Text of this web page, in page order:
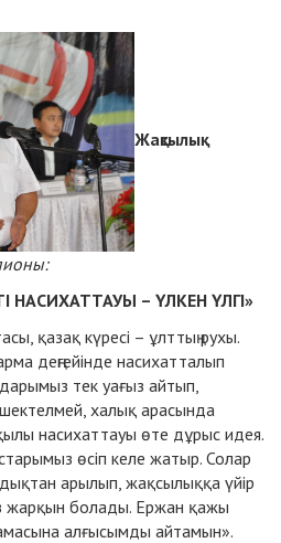
Жақсылық
– ҮЛКЕН ҮЛГІ»
қазақ күресі – ұлттың рухы.
деңгейінде насихатталып
тек уағыз айтып,
халық арасында
насихаттауы өте дұрыс идея.
өсіп келе жатыр. Солар
арылып, жақсылыққа үйір
жарқын болады. Ержан қажы
алғысымды айтамын».